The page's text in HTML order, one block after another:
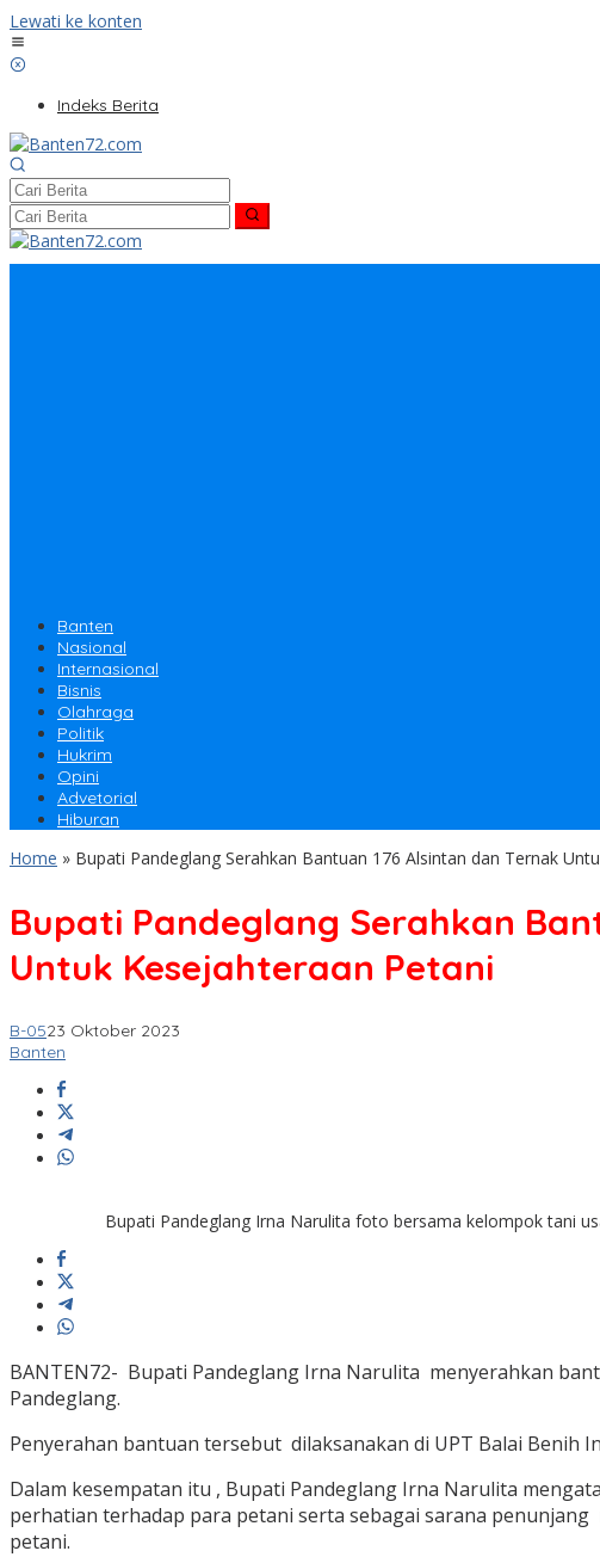
Lewati ke konten
Indeks Berita
Banten
Nasional
Internasional
Bisnis
Olahraga
Politik
Hukrim
Opini
Advetorial
Hiburan
Home » Bupati Pandeglang Serahkan Bantuan 176 Alsintan dan Ternak
Bupati Pandeglang Serahkan
Untuk Kesejahteraan Petani
B-0523 Oktober 2023
Banten
Bupati Pandeglang Irna Narulita foto bersama kelompok tani
BANTEN72- Bupati Pandeglang Irna Narulita menyerahkan
Pandeglang.
Penyerahan bantuan tersebut dilaksanakan di UPT Balai Benih
Dalam kesempatan itu , Bupati Pandeglang Irna Narulita
perhatian terhadap para petani serta sebagai sarana
petani.